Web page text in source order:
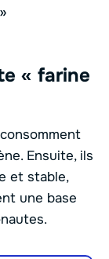
« farine
Ensuite, ils
et stable,
une base